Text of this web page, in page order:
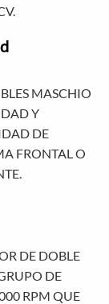
MASCHIO
Y
DE
FRONTAL O
DE DOBLE
DE
RPM QUE